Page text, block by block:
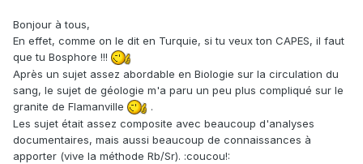
Bonjour à tous,
En effet, comme on le dit en Turquie, si tu veux ton CAPES, il faut
que tu Bosphore !!!
Après un sujet assez abordable en Biologie sur la circulation du
sang, le sujet de géologie m'a paru un peu plus compliqué sur le
granite de Flamanville
.
Les sujet était assez composite avec beaucoup d'analyses
documentaires, mais aussi beaucoup de connaissances à
apporter (vive la méthode Rb/Sr). :coucou!: